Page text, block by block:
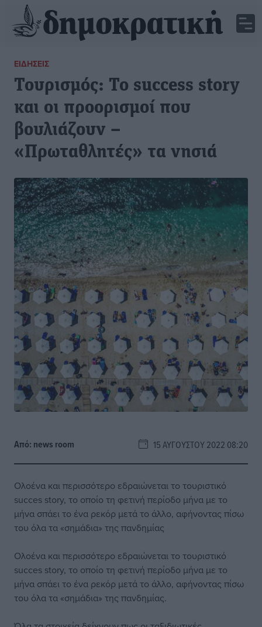
ΕΙΔΉΣΕΙΣ
Τουρισμός: Το success story
και οι προορισμοί που
βουλιάζουν –
«Πρωταθλητές» τα νησιά
Από: news room 15 ΑΥΓΟΎΣΤΟΥ 2022 08:20
Ολοένα και περισσότερο εδραιώνεται το τουριστικό
succes story, το οποίο τη φετινή περίοδο μήνα με το
μήνα σπάει το ένα ρεκόρ μετά το άλλο, αφήνοντας πίσω
του όλα τα «σημάδια» της πανδημίας
Ολοένα και περισσότερο εδραιώνεται το τουριστικό
succes story, το οποίο τη φετινή περίοδο μήνα με το
μήνα σπάει το ένα ρεκόρ μετά το άλλο, αφήνοντας πίσω
του όλα τα «σημάδια» της πανδημίας.